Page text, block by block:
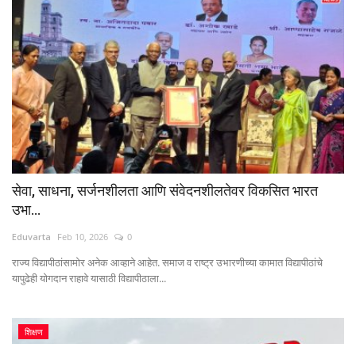
सेवा, साधना, सर्जनशीलता आणि संवेदनशीलतेवर विकसित भारत
उभा...
Eduvarta Feb 10, 2026 0
राज्य विद्यापीठांसामोर अनेक आव्हाने आहेत. समाज व राष्ट्र उभारणीच्या कामात विद्यापीठांचे
यापुढेही योगदान राहावे यासाठी विद्यापीठाला...
शिक्षण